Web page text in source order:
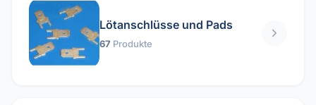
Lötanschlüsse und Pads
67 Produkte